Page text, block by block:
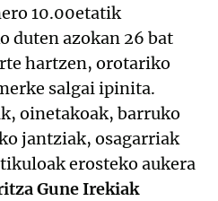
10.00etatik
duten azokan 26 bat
hartzen, orotariko
salgai ipinita.
oinetakoak, barruko
jantziak, osagarriak
erosteko aukera
Gune Irekiak